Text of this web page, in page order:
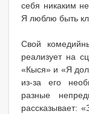
себя никаким
Я люблю быть
Свой
реализует на
«Кыся» и «Я
из-за его
разные
рассказывает: